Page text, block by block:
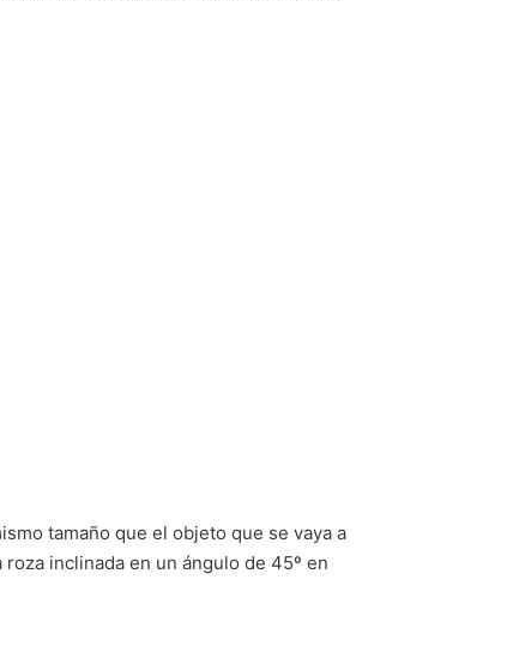
tamaño que el objeto que se vaya a
inclinada en un ángulo de 45º en